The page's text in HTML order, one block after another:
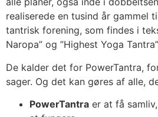
realiserede en tusind år gammel
tantrisk forening, som findes i
Naropa” og ”Highest Yoga
De kalder det for PowerTantra,
sager. Og det kan gøres af alle,
PowerTantra er at få